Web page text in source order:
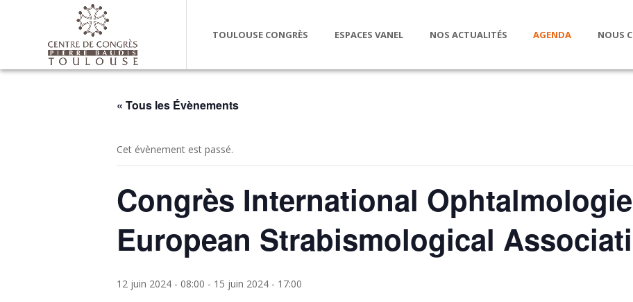
TOULOUSE CONGRÈS ESPACES VANEL NOS ACTUALITÉS AGENDA NOUS
« Tous les Évènements
Cet évènement est passé.
Congrès International
European Strabismological
12 juin 2024 - 08:00 - 15 juin 2024 - 17:00